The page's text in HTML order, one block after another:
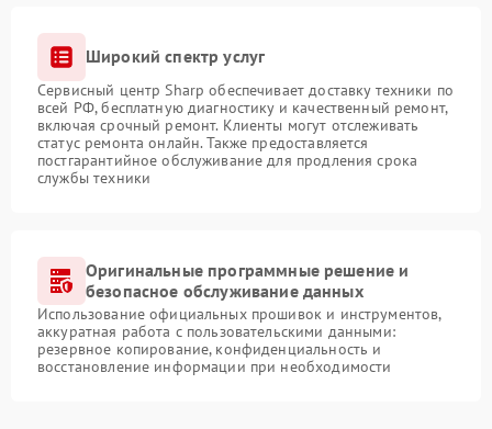
Широкий спектр услуг
Сервисный центр Sharp обеспечивает доставку техники по
всей РФ, бесплатную диагностику и качественный ремонт,
включая срочный ремонт. Клиенты могут отслеживать
статус ремонта онлайн. Также предоставляется
постгарантийное обслуживание для продления срока
службы техники
Оригинальные программные решение и
безопасное обслуживание данных
Использование официальных прошивок и инструментов,
аккуратная работа с пользовательскими данными:
резервное копирование, конфиденциальность и
восстановление информации при необходимости